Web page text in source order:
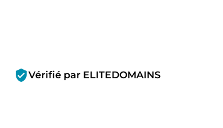
verified_userVérifié par ELITEDOMAINS